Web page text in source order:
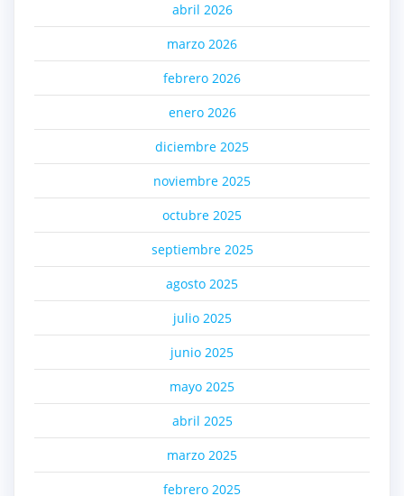
abril 2026
marzo 2026
febrero 2026
enero 2026
diciembre 2025
noviembre 2025
octubre 2025
septiembre 2025
agosto 2025
julio 2025
junio 2025
mayo 2025
abril 2025
marzo 2025
febrero 2025